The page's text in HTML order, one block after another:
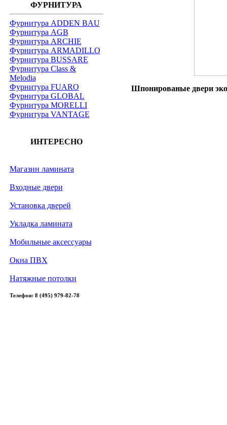
ФУРНИТУРА
Фурнитура ADDEN BAU
Фурнитура AGB
Фурнитура ARCHIE
Фурнитура ARMADILLO
Фурнитура BUSSARE
Фурнитура Class &
Melodia
Фурнитура FUARO
Фурнитура GLOBAL
Фурнитура MORELLI
Фурнитура VANTAGE
ИНТЕРЕСНО
Магазин ламината
Входные двери
Установка дверей
Укладка ламината
Мобильные аксессуары
Окна ПВХ
Натяжные потолки
Телефон: 8 (495) 979-82-78
Шпонированые двери